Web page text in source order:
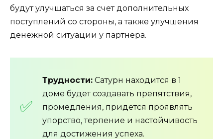
будут улучшаться за счет дополнительных
поступлений со стороны, а также улучшения
денежной ситуации у партнера.
Трудности: Сатурн находится в 1
доме будет создавать препятствия,
промедления, придется проявлять
упорство, терпение и настойчивость
для достижения успеха.